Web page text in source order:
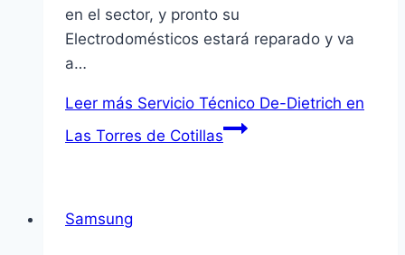
en el sector, y pronto su
Electrodomésticos estará reparado y va
a…
Leer más Servicio Técnico De-Dietrich en
Las Torres de Cotillas
Samsung